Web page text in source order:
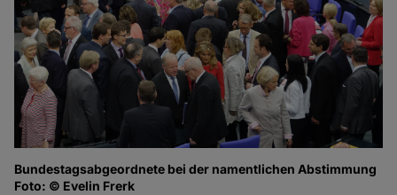
Bundestagsabgeordnete bei der namentlichen Abstimmung
Foto: © Evelin Frerk